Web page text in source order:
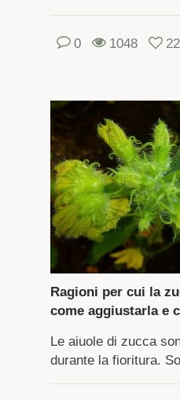
0 1048 22
Ragioni per cui la
come aggiustarla e
Le aiuole di zucca
durante la fioritura.